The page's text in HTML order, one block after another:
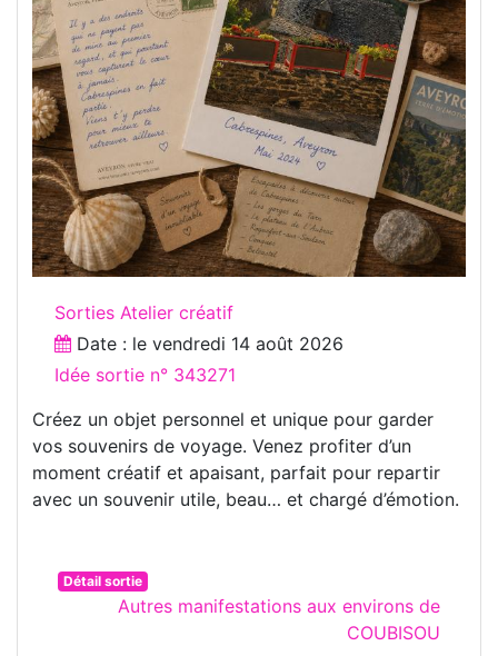
Sorties Atelier créatif
Date : le vendredi 14 août 2026
Idée sortie n° 343271
Créez un objet personnel et unique pour garder
vos souvenirs de voyage. Venez profiter d’un
moment créatif et apaisant, parfait pour repartir
avec un souvenir utile, beau… et chargé d’émotion.
Détail sortie
Autres manifestations aux environs de
COUBISOU